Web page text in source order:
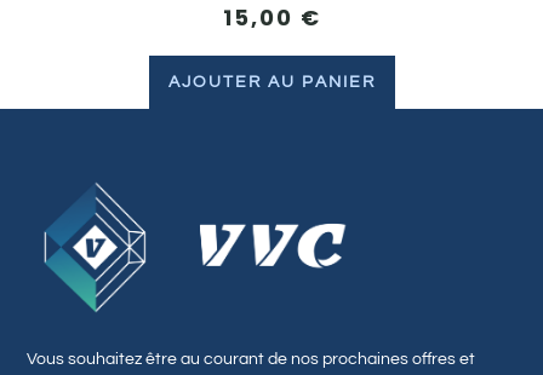
15,00 €
AJOUTER AU PANIER
Vous souhaitez être au courant de nos prochaines offres et